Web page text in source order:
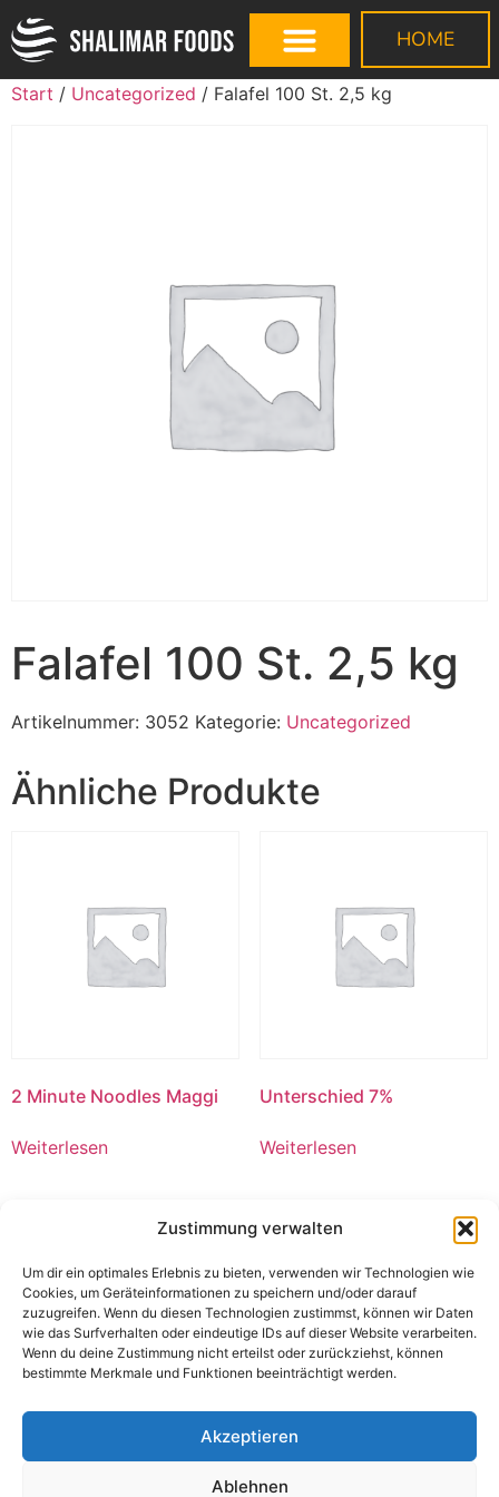
Zustimmung verwalten
Um dir ein optimales Erlebnis zu bieten, verwenden wir Technologien wie
Cookies, um Geräteinformationen zu speichern und/oder darauf
zuzugreifen. Wenn du diesen Technologien zustimmst, können wir Daten
wie das Surfverhalten oder eindeutige IDs auf dieser Website verarbeiten.
Wenn du deine Zustimmung nicht erteilst oder zurückziehst, können
bestimmte Merkmale und Funktionen beeinträchtigt werden.
Akzeptieren
Ablehnen
HOME
Start / Uncategorized / Falafel 100 St. 2,5 kg
Falafel 100 St. 2,5 kg
Artikelnummer: 3052 Kategorie: Uncategorized
Ähnliche Produkte
2 Minute Noodles Maggi
Weiterlesen
Unterschied 7%
Weiterlesen
Rabatt